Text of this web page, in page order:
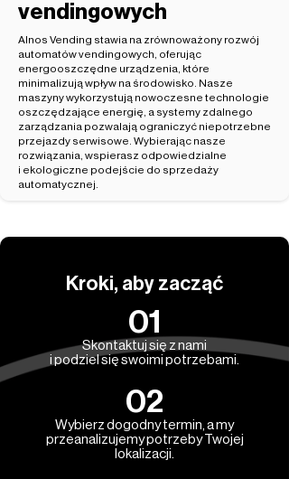
vendingowych
Alnos Vending stawia na zrównoważony rozwój
automatów vendingowych, oferując
energooszczędne urządzenia, które
minimalizują wpływ na środowisko. Nasze
maszyny wykorzystują nowoczesne technologie
oszczędzające energię, a systemy zdalnego
zarządzania pozwalają ograniczyć niepotrzebne
przejazdy serwisowe. Wybierając nasze
rozwiązania, wspierasz odpowiedzialne
i ekologiczne podejście do sprzedaży
automatycznej.
Kroki, aby zacząć
01
Skontaktuj się z nami
i podziel się swoimi potrzebami.
02
Wybierz dogodny termin, a my
przeanalizujemy potrzeby Twojej
lokalizacji.